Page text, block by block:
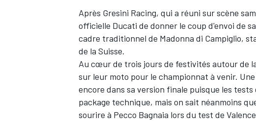
Après Gresini Racing, qui a réuni sur scène
officielle Ducati de donner le coup d'envoi de
cadre traditionnel de Madonna di Campiglio,
de la Suisse.
Au cœur de trois jours de festivités autour de
sur leur moto pour le championnat à venir.
encore dans sa version finale puisque les tests
package technique, mais on sait néanmoins
sourire à Pecco Bagnaia lors du test de